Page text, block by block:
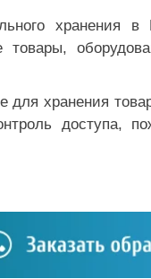
хранения в
хранения
доступа,